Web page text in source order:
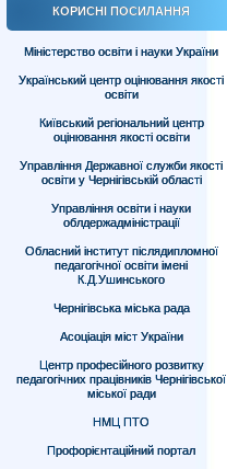
КОРИСНІ ПОСИЛАННЯ
Міністерство освіти і науки України
Український центр оцінювання якості
освіти
Київський регіональний центр
оцінювання якості освіти
Управління Державної служби якості
освіти у Чернігівській області
Управління освіти і науки
облдержадміністрації
Обласний інститут післядипломної
педагогічної освіти імені
К.Д.Ушинського
Чернігівська міська рада
Асоціація міст України
Центр професійного розвитку
педагогічних працівників Чернігівської
міської ради
НМЦ ПТО
Профорієнтаційний портал